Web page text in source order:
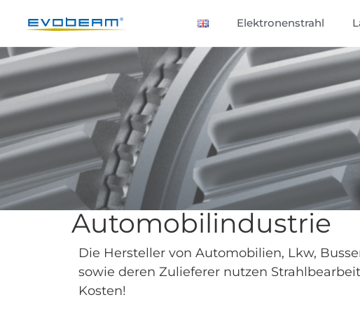
Elektronenstrahl
Automobilindustrie
Die Hersteller von Automobilien, Lkw,
sowie deren Zulieferer nutzen
Kosten!